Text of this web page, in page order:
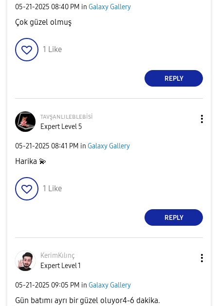
‎05-21-2025 08:40 PM in Galaxy Gallery
Çok güzel olmuş
1 Like
REPLY
ᴛᴀᴠşᴀɴʟɪʟᴇʙʟᴇʙisi
Expert Level 5
‎05-21-2025 08:41 PM in Galaxy Gallery
Harika 💫
1 Like
REPLY
KerimKılınç
Expert Level 1
‎05-21-2025 09:05 PM in Galaxy Gallery
Gün batımı ayrı bir güzel oluyor4-6 dakika.